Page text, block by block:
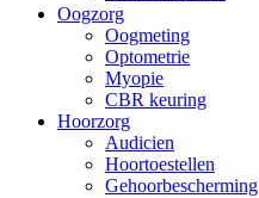
Oogzorg
Oogmeting
Optometrie
Myopie
CBR keuring
Hoorzorg
Audicien
Hoortoestellen
Gehoorbescherming